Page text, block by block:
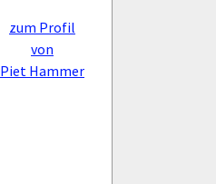
zum Profil
von
Piet Hammer